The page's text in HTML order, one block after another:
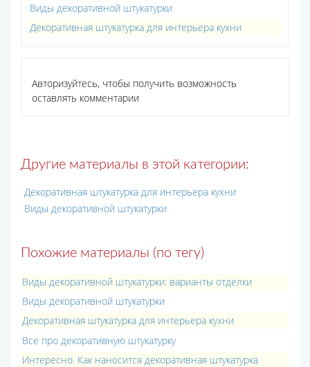
Виды декоративной штукатурки
Декоративная штукатурка для интерьера кухни
Авторизуйтесь, чтобы получить возможность
оставлять комментарии
Другие материалы в этой категории:
Декоративная штукатурка для интерьера кухни
Виды декоративной штукатурки
Похожие материалы (по тегу)
Виды декоративной штукатурки: варианты отделки
Виды декоративной штукатурки
Декоративная штукатурка для интерьера кухни
Все про декоративную штукатурку
Интересно. Как наносится декоративная штукатурка